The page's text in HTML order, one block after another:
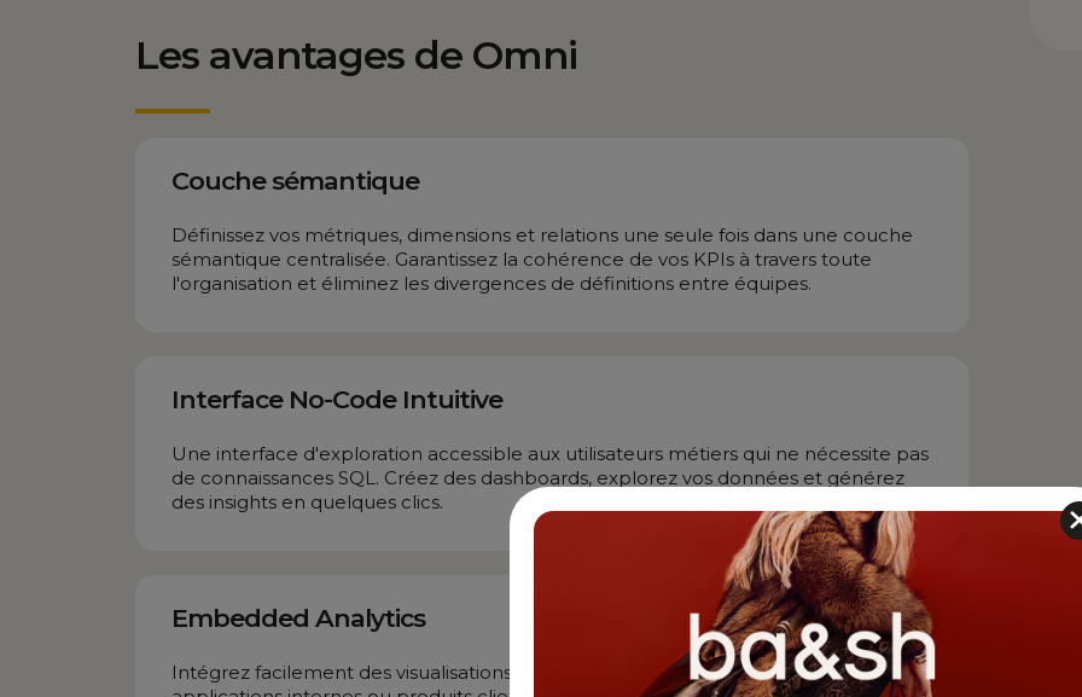
Les avantages de Omni
Couche sémantique
Définissez vos métriques, dimensions et relations une seule fois dans une couche
sémantique centralisée. Garantissez la cohérence de vos KPIs à travers toute
l'organisation et éliminez les divergences de définitions entre équipes.
Interface No-Code Intuitive
Une interface d'exploration accessible aux utilisateurs métiers qui ne nécessite pas
de connaissances SQL. Créez des dashboards, explorez vos données et générez
des insights en quelques clics.
Embedded Analytics
Intégrez facilement des visualisations et dashboards Omni directement dans vos